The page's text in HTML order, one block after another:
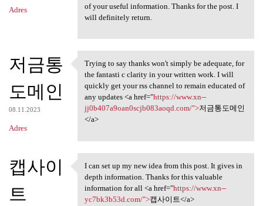
Adres
of your useful information. Thanks for the post. I
will definitely return.
저금통
도메인
08.11.2023
Adres
Trying to say thanks won't
Trying to say thanks won't simply be adequate, for
the fantasti c clarity in your written work. I will
quickly get your rss channel to remain educated of
any updates <a href="https://www.xn--
jj0b407a9oan0scjb083aoqd.com/">저금통도메인
</a>
캡사이
트
I can set up my new idea from
I can set up my new idea from this post. It gives in
depth information. Thanks for this valuable
information for all <a href="https://www.xn--
yc7bk3b53d.com/">캡사이트</a>